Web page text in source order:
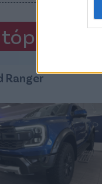
Ranger